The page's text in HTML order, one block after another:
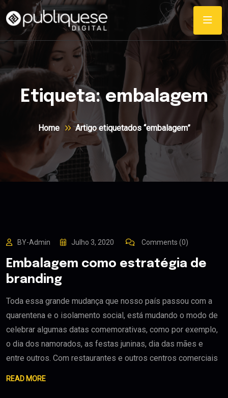
Etiqueta: embalagem
Home Artigo etiquetados “embalagem”
BY-Admin Julho 3, 2020 Comments (0)
Embalagem como estratégia de
branding
Toda essa grande mudança que nosso país passou com a
quarentena e o isolamento social, está mudando o modo de
celebrar algumas datas comemorativas, como por exemplo,
o dia dos namorados, as festas juninas, dia das mães e
entre outros. Com restaurantes e outros centros comerciais
READ MORE